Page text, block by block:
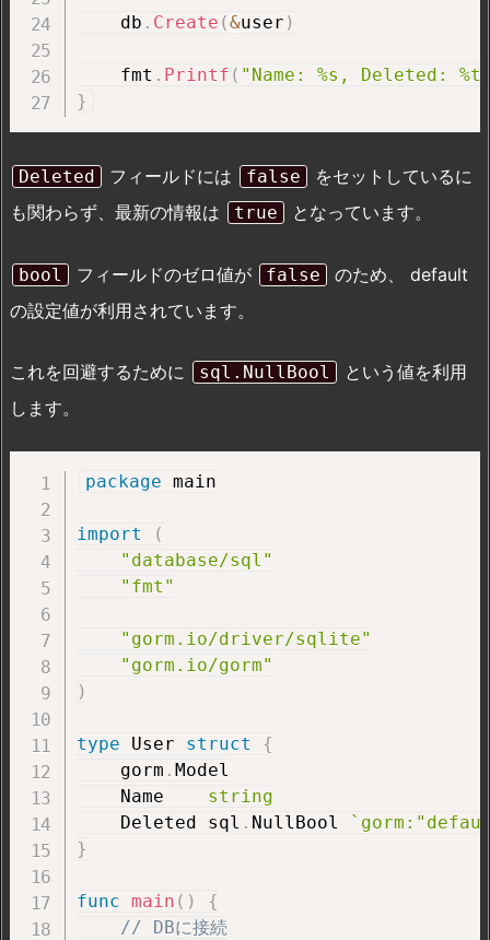
    db
. Create (&user )
    fmt
. Printf ( "Name: %s, Deleted:
}
Deleted フィールドには false
をセットしているに
も関わらず、最新の情報は
true となっています。
bool フィールドのゼロ値が false
のため、 default
の設定値が利用されています。
これを回避するために sql.NullBool
という値を利用
します。
package main
import
(
"database/sql"
"fmt"
"gorm.io/driver/sqlite"
"gorm.io/gorm"
)
type User struct
{
    gorm
. Model
    Name
string
    Deleted sql
. NullBool
}
func main ( )
{
// DBに接続